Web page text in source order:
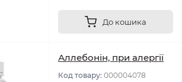
До кошика
Аллебонін, при алергії
Код товару: 000004078